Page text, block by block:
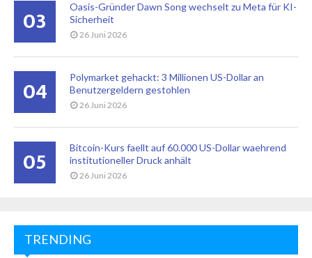
03
Oasis-Gründer Dawn Song wechselt zu Meta für KI-
Sicherheit
26 Juni 2026
04
Polymarket gehackt: 3 Millionen US-Dollar an
Benutzergeldern gestohlen
26 Juni 2026
05
Bitcoin-Kurs faellt auf 60.000 US-Dollar waehrend
institutioneller Druck anhält
26 Juni 2026
TRENDING